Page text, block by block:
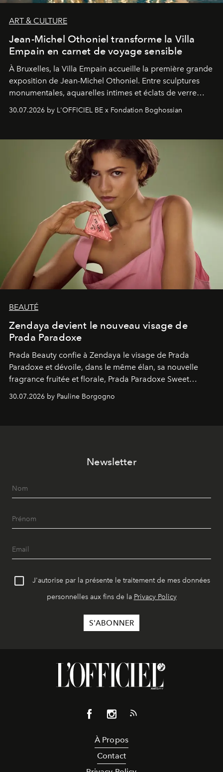
ART & CULTURE
Jean-Michel Othoniel transforme la Villa
Empain en carnet de voyage sensible
À Bruxelles, la Villa Empain accueille la première grande
exposition de Jean-Michel Othoniel. Entre sculptures
monumentales, aquarelles intimes et éclats de verre
soufflé, l’artiste français compose un itinéraire
émotionnel où chaque œuvre devient le souvenir
émerveillement.
30.07.2026 by L'OFFICIEL BE x Fondation Boghossian
BEAUTÉ
Zendaya devient le nouveau visage de
Prada Paradoxe
Prada Beauty confie à Zendaya le visage de Prada
Paradoxe et dévoile, dans le même élan, sa nouvelle
fragrance fruitée et florale, Prada Paradoxe Sweet
Chemistry Eau de Parfum.
30.07.2026 by Pauline Borgogno
Newsletter
J'autorise par la présente le traitement de mes données
personnelles aux fins de la Privacy Policy
À Propos
Contact